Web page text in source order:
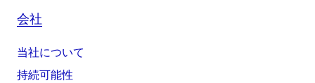
会社
当社について
持続可能性